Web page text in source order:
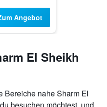
Angebot
El Sheikh
Bereiche nahe Sharm El